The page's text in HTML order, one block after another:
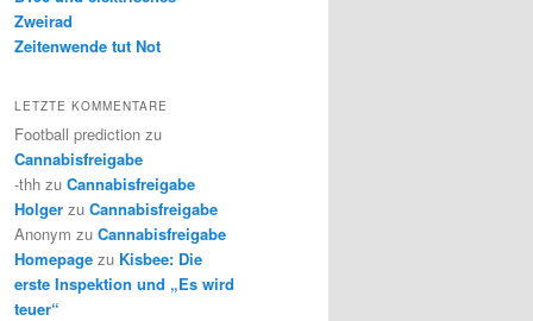
Zweirad
Zeitenwende tut Not
LETZTE KOMMENTARE
Football prediction zu
Cannabisfreigabe
-thh zu Cannabisfreigabe
Holger zu Cannabisfreigabe
Anonym zu Cannabisfreigabe
Homepage zu Kisbee: Die
erste Inspektion und „Es wird
teuer“